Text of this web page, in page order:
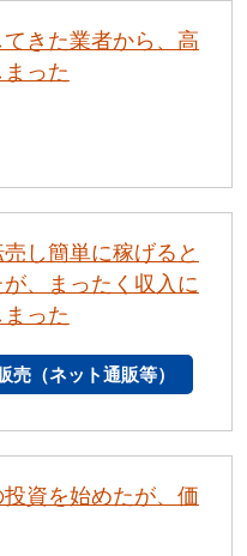
きた業者から、高
った
し簡単に稼げると
、まったく収入に
った
売（ネット通販等）
資を始めたが、価